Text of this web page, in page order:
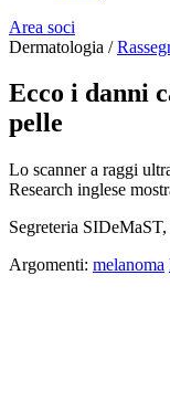
Area soci
Dermatologia /
Ecco i danni
pelle
Lo scanner a raggi
Research inglese
Segreteria
Argomenti: melanoma